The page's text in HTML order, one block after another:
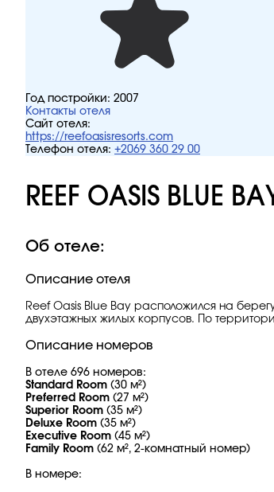
Год постройки: 2007
Контакты отеля
Сайт отеля:
https://reefoasisresorts.com
Телефон отеля: +2069 360 29 00
REEF OASIS BLUE
Об отеле:
Описание отеля
Reef Oasis Blue Bay расположился на
двухэтажных жилых корпусов. По
Описание номеров
В отеле 696 номеров:
Standard Room (30 м²)
Preferred Room (27 м²)
Superior Room (35 м²)
Deluxe Room (35 м²)
Executive Room (45 м²)
Family Room (62 м², 2-комнатный номер)
В номере: